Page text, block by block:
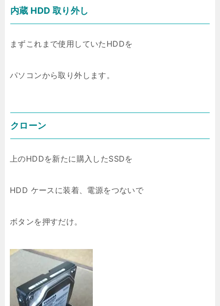
内蔵 HDD 取り外し
まずこれまで使用していたHDDを
パソコンから取り外します。
クローン
上のHDDを新たに購入したSSDを
HDD ケースに装着、電源をつないで
ボタンを押すだけ。